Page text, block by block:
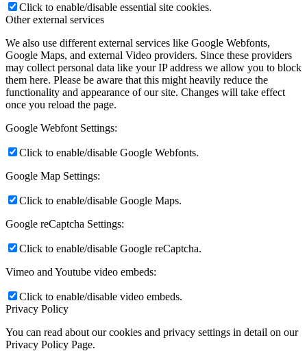
Click to enable/disable essential site cookies.
Other external services
We also use different external services like Google Webfonts,
Google Maps, and external Video providers. Since these providers
may collect personal data like your IP address we allow you to block
them here. Please be aware that this might heavily reduce the
functionality and appearance of our site. Changes will take effect
once you reload the page.
Google Webfont Settings:
Click to enable/disable Google Webfonts.
Google Map Settings:
Click to enable/disable Google Maps.
Google reCaptcha Settings:
Click to enable/disable Google reCaptcha.
Vimeo and Youtube video embeds:
Click to enable/disable video embeds.
Privacy Policy
You can read about our cookies and privacy settings in detail on our
Privacy Policy Page.